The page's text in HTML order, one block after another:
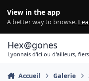
View in the app
A better way to browse.
Hex@gones
Lyonnais d'ici ou d'ailleurs,
Accueil Galerie